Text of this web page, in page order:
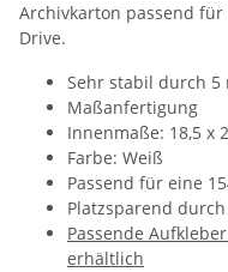
Archivkarton passend für
Drive.
Sehr stabil durch 5
Maßanfertigung
Innenmaße: 18,5 x
Farbe: Weiß
Passend für eine
Platzsparend
Passende
erhältlich